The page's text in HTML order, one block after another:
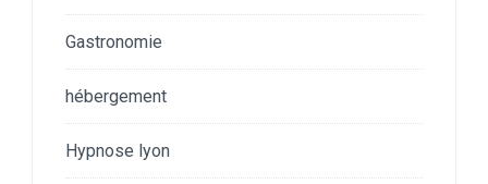
Gastronomie
hébergement
Hypnose lyon